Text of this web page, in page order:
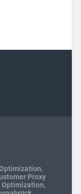
,
Proxy
Optimization,